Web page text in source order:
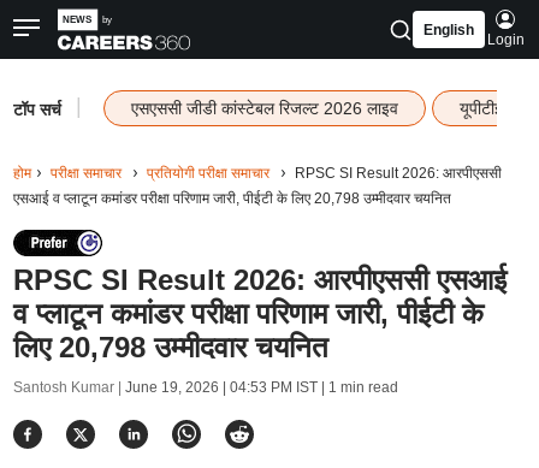
English
Login
टॉप सर्च एसएससी जीडी कांस्टेबल रिजल्ट 2026 लाइव यूपीटीईटी
होम परीक्षा समाचार प्रतियोगी परीक्षा समाचार
RPSC SI Result 2026: आरपीएससी
एसआई व प्लाटून कमांडर परीक्षा परिणाम जारी, पीईटी के लिए 20,798 उम्मीदवार चयनित
RPSC SI Result 2026: आरपीएससी एसआई
व प्लाटून कमांडर परीक्षा परिणाम जारी, पीईटी के
लिए 20,798 उम्मीदवार चयनित
Santosh Kumar | June 19, 2026 | 04:53 PM IST| 1 min read